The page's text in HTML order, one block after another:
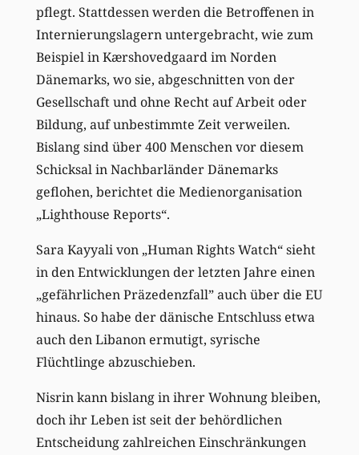
pflegt. Stattdessen werden die Betroffenen in
Internierungslagern untergebracht, wie zum
Beispiel in Kærshovedgaard im Norden
Dänemarks, wo sie, abgeschnitten von der
Gesellschaft und ohne Recht auf Arbeit oder
Bildung, auf unbestimmte Zeit verweilen.
Bislang sind über 400 Menschen vor diesem
Schicksal in Nachbarländer Dänemarks
geflohen, berichtet die Medienorganisation
„Lighthouse Reports“.
Sara Kayyali von „Human Rights Watch“ sieht
in den Entwicklungen der letzten Jahre einen
„gefährlichen Präzedenzfall” auch über die EU
hinaus. So habe der dänische Entschluss etwa
auch den Libanon ermutigt, syrische
Flüchtlinge abzuschieben.
Nisrin kann bislang in ihrer Wohnung bleiben,
doch ihr Leben ist seit der behördlichen
Entscheidung zahlreichen Einschränkungen